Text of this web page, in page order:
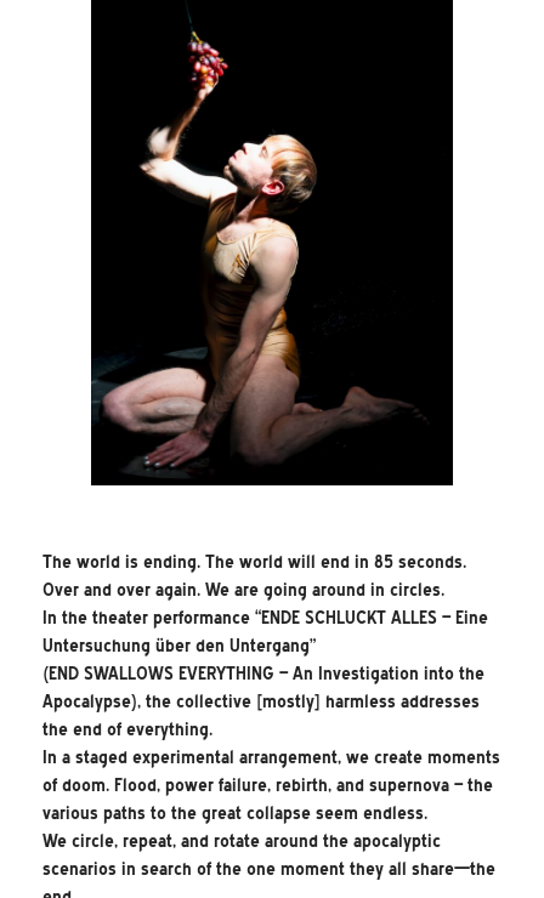
The world is ending. The world will end in 85 seconds.
Over and over again. We are going around in circles.
In the theater performance “ENDE SCHLUCKT ALLES – Eine
Untersuchung über den Untergang”
(END SWALLOWS EVERYTHING – An Investigation into the
Apocalypse), the collective [mostly] harmless addresses
the end of everything.
In a staged experimental arrangement, we create moments
of doom. Flood, power failure, rebirth, and supernova – the
various paths to the great collapse seem endless.
We circle, repeat, and rotate around the apocalyptic
scenarios in search of the one moment they all share—the